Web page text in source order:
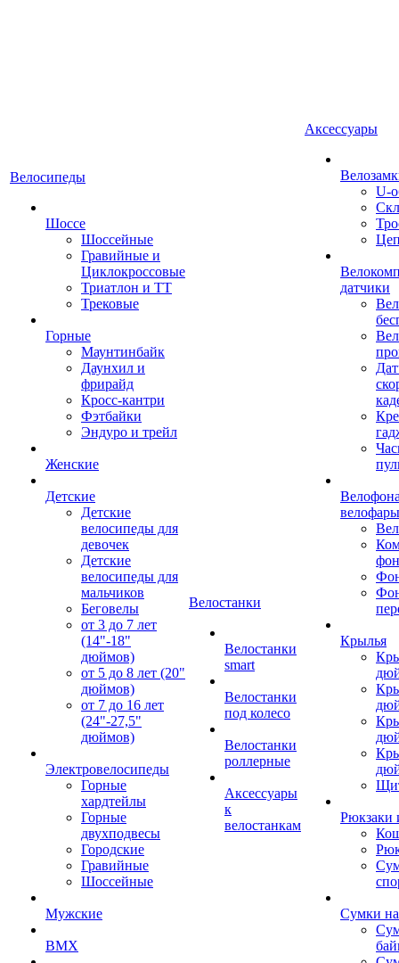
Велосипеды
Шоссе
Шоссейные
Гравийные и
Циклокроссовые
Триатлон и ТТ
Трековые
Горные
Маунтинбайк
Даунхил и
фрирайд
Кросс-кантри
Фэтбайки
Эндуро и трейл
Женские
Детские
Детские
велосипеды для
девочек
Детские
велосипеды для
мальчиков
Беговелы
от 3 до 7 лет
(14"-18"
дюймов)
от 5 до 8 лет (20"
дюймов)
от 7 до 16 лет
(24"-27,5"
дюймов)
Электровелосипеды
Горные
хардтейлы
Горные
двухподвесы
Городские
Гравийные
Шоссейные
Мужские
BMX
Велостанки
Велостанки
smart
Велостанки
под колесо
Велостанки
роллерные
Аксессуары
к
велостанкам
Аксессуары
U-
датчики
велофары
Крылья
Рюкзаки
Сумки